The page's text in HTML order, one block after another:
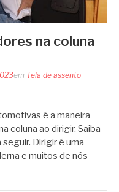
na coluna
em Tela de assento
é a maneira
coluna ao dirigir. Saiba
Dirigir é uma
e muitos de nós